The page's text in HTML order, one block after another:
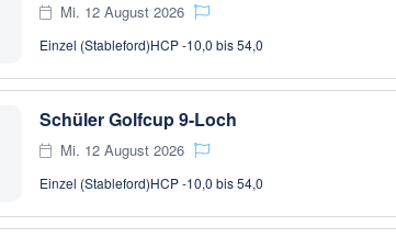
Mi. 12 August 2026
Einzel (Stableford)HCP -10,0 bis 54,0
Schüler Golfcup 9-Loch
Mi. 12 August 2026
Einzel (Stableford)HCP -10,0 bis 54,0